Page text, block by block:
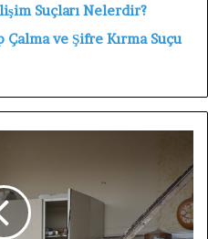
Suçları Nelerdir?
ve Şifre Kırma Suçu